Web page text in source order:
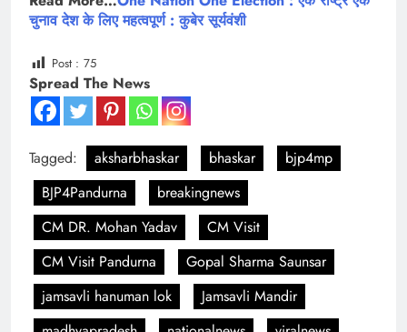
चुनाव देश के लिए महत्वपूर्ण : कुबेर सूर्यवंशी
Post : 75
Spread The News
Tagged: aksharbhaskar bhaskar
bjp4mp
BJP4Pandurna
breakingnews
CM DR. Mohan Yadav
CM Visit
CM Visit Pandurna
Gopal Sharma Saunsar
jamsavli hanuman lok
Jamsavli Mandir